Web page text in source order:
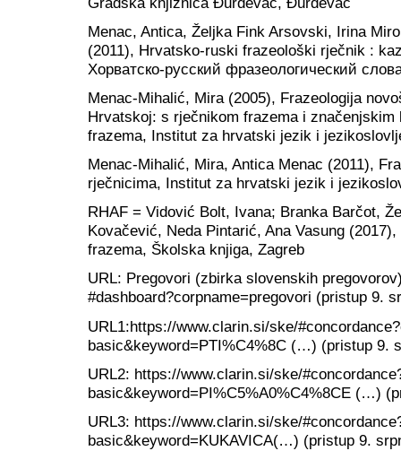
Menac, Antica, Željka Fink Arsovski, Irina
(2011), Hrvatsko-ruski frazeološki rječnik :
Хорватско-русский фразеологический
Menac-Mihalić, Mira (2005), Frazeologija
Hrvatskoj: s rječnikom frazema i
frazema, Institut za hrvatski jezik i
Menac-Mihalić, Mira, Antica Menac (2011),
rječnicima, Institut za hrvatski jezik i
RHAF = Vidović Bolt, Ivana; Branka Barčot,
Kovačević, Neda Pintarić, Ana Vasung
frazema, Školska knjiga, Zagreb
URL: Pregovori (zbirka slovenskih
#dashboard?corpname=pregovori (pristup 9.
URL1:https://www.clarin.si/ske/
basic&keyword=PTI%C4%8C (…) (pristup 9.
URL2: https://www.clarin.si/ske/
basic&keyword=PI%C5%A0%C4%8CE (…)
URL3: https://www.clarin.si/ske/
basic&keyword=KUKAVICA(…) (pristup 9.